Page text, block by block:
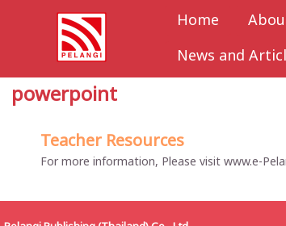
Home
News and
powerpoint
Teacher Resources
For more information, Please visit www.e-